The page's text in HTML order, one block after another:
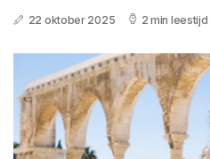
22 oktober 2025 2 min leestijd